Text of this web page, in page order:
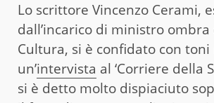
Lo scrittore Vincenzo Cerami,
dall’incarico di ministro ombra
Cultura, si è confidato con
un’intervista al ‘Corriere della
si è detto molto dispiaciuto